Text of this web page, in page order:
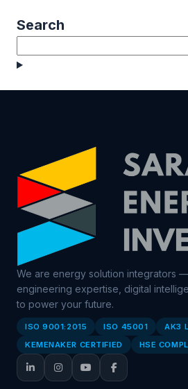
Search
We are energy solution integrators
engineering expertise, digital
to power your future.
ISO 9001:2015 ISO 45001
AK3
KEMENAKER CERTIFIED
HSE